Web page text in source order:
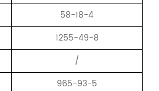
58-18-4
1255-49-8
/
965-93-5